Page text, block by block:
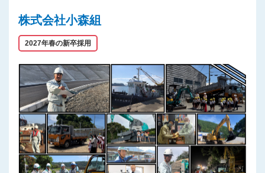
株式会社小森組
2027年春の新卒採用